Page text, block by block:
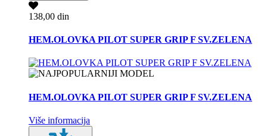
138,00 din
HEM.OLOVKA PILOT SUPER GRIP F SV.ZELENA
HEM.OLOVKA PILOT SUPER GRIP F SV.ZELENA
Više informacija